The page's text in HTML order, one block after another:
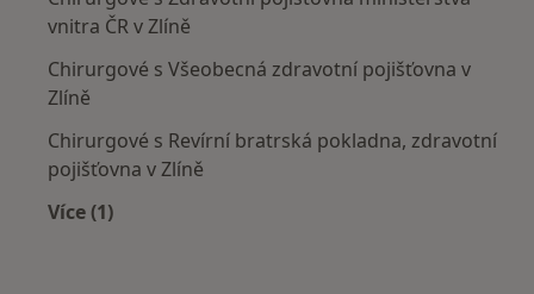
vnitra ČR v Zlíně
Chirurgové s Všeobecná zdravotní pojišťovna v
Zlíně
Chirurgové s Revírní bratrská pokladna, zdravotní
pojišťovna v Zlíně
Více (1)